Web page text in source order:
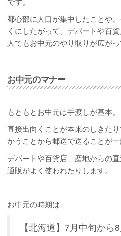
都心部に人口が集中したことや
くにしたがって、デパートや百
人でもお中元のやり取りが広がっ
お中元のマナー
もともとお中元は手渡しが基本。
直接出向くことが本来のしきた
かうことから郵送で送ることが一
デパートや百貨店、産地からの
通販がよく使われたりします。
お中元の時期は
【北海道】7月中旬から